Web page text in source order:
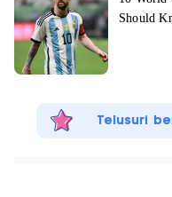
Telusuri